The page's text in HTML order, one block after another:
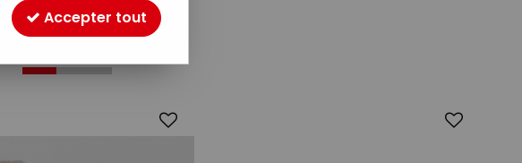
Accepter tout